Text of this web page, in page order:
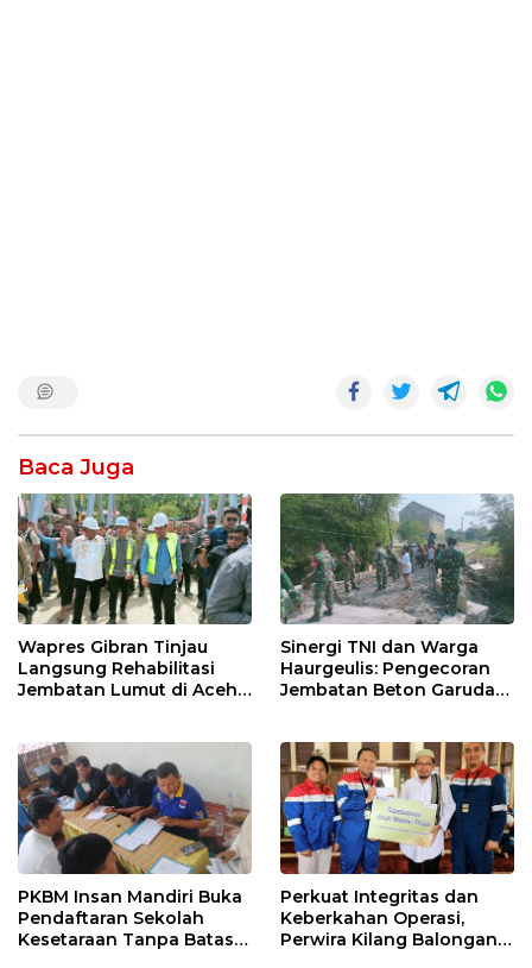
Baca Juga
Wapres Gibran Tinjau
Langsung Rehabilitasi
Jembatan Lumut di Aceh
Sinergi TNI dan Warga
Haurgeulis: Pengecoran
Jembatan Beton Garuda
PKBM Insan Mandiri Buka
Pendaftaran Sekolah
Kesetaraan Tanpa Batas
Perkuat Integritas dan
Keberkahan Operasi,
Perwira Kilang Balongan